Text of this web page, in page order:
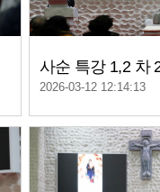
2026-03-12 12:14:13